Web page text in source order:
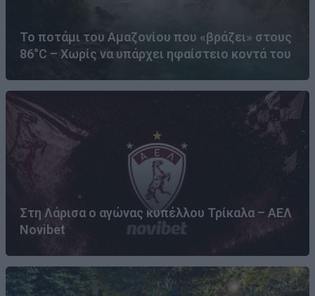
Το ποτάμι του Αμαζονίου που «βράζει» στους
86°C – Χωρίς να υπάρχει ηφαίστειο κοντά του
Στη Λάρισα ο αγώνας κυπέλλου Τρίκαλα – ΑΕΛ
Novibet